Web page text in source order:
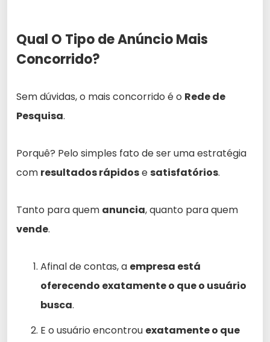
Qual O Tipo de Anúncio Mais
Concorrido?
Sem dúvidas, o mais concorrido é o Rede de
Pesquisa.
Porquê? Pelo simples fato de ser uma estratégia
com resultados rápidosesatisfatórios.
Tanto para quem anuncia, quanto para quem
vende.
Afinal de contas, a empresa está
oferecendo exatamente o que o usuário
busca.
E o usuário encontrou exatamente o que